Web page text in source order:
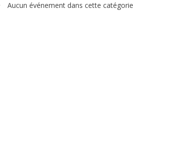
Aucun événement dans cette catégorie